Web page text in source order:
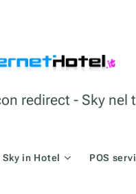
redirect - Sky nel
Sky in Hotel POS